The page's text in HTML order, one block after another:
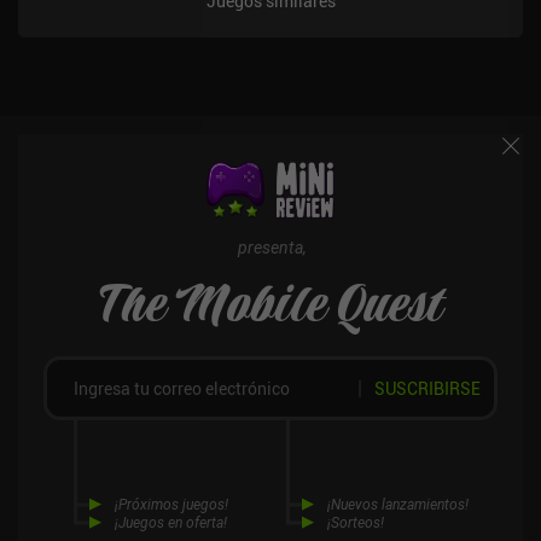
sea bastante dinámico.En poco tiempo, tendremos un grupo
perfección con la jugabilidad, y los únicos problemas reales con
los que me he topado han sido un poco de lag ocasional.El juego
se monetiza mediante iAPs para una moneda premium que se
utiliza para abrir cofres de objetos que a veces encontramos, y
son necesarios para disfrutar del juego. Vendir: Plague of Lies es
sin duda el mejor juego de rol que he jugado este año. Es muy
presenta,
The Mobile Quest
¡Próximos juegos!
¡Juegos en oferta!
¡Nuevos lanzamientos!
¡Sorteos!
SUSCRIBIRSE